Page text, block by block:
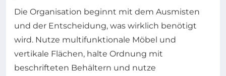
Die Organisation beginnt mit dem Ausmisten
und der Entscheidung, was wirklich benötigt
wird. Nutze multifunktionale Möbel und
vertikale Flächen, halte Ordnung mit
beschrifteten Behältern und nutze